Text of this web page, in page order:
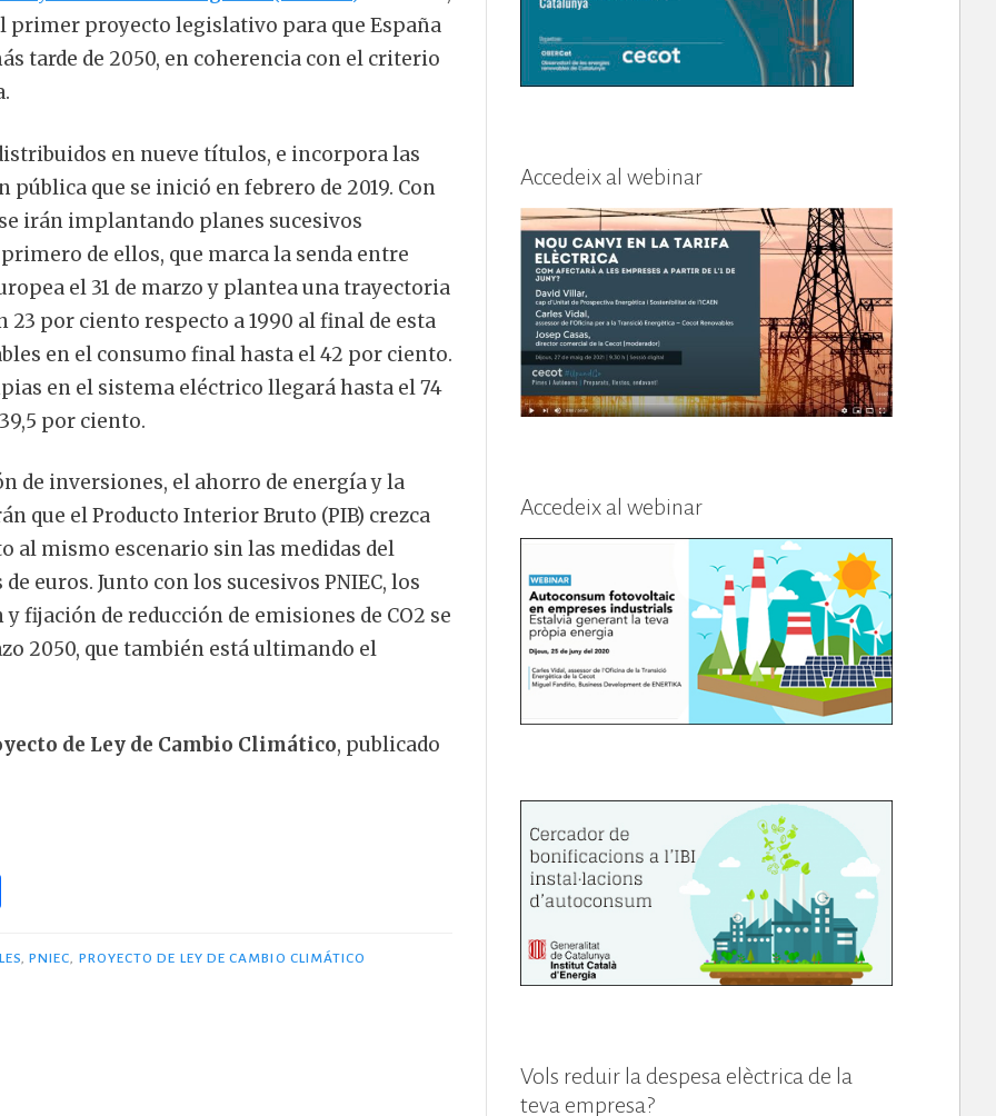
proyecto legislativo para que España
tarde de 2050, en coherencia con el criterio
en nueve títulos, e incorpora las
que se inició en febrero de 2019. Con
irán implantando planes sucesivos
de ellos, que marca la senda entre
el 31 de marzo y plantea una trayectoria
por ciento respecto a 1990 al final de esta
en el consumo final hasta el 42 por ciento.
en el sistema eléctrico llegará hasta el 74
por ciento.
de inversiones, el ahorro de energía y la
que el Producto Interior Bruto (PIB) crezca
al mismo escenario sin las medidas del
euros. Junto con los sucesivos PNIEC, los
fijación de reducción de emisiones de CO2 se
2050, que también está ultimando el
de Ley de Cambio Climático, publicado
m
,PNIEC, PROYECTO DE LEY DE CAMBIO CLIMÁTICO
Accedeix al webinar
Accedeix al webinar
Vols reduir la despesa elèctrica de la
teva empresa?